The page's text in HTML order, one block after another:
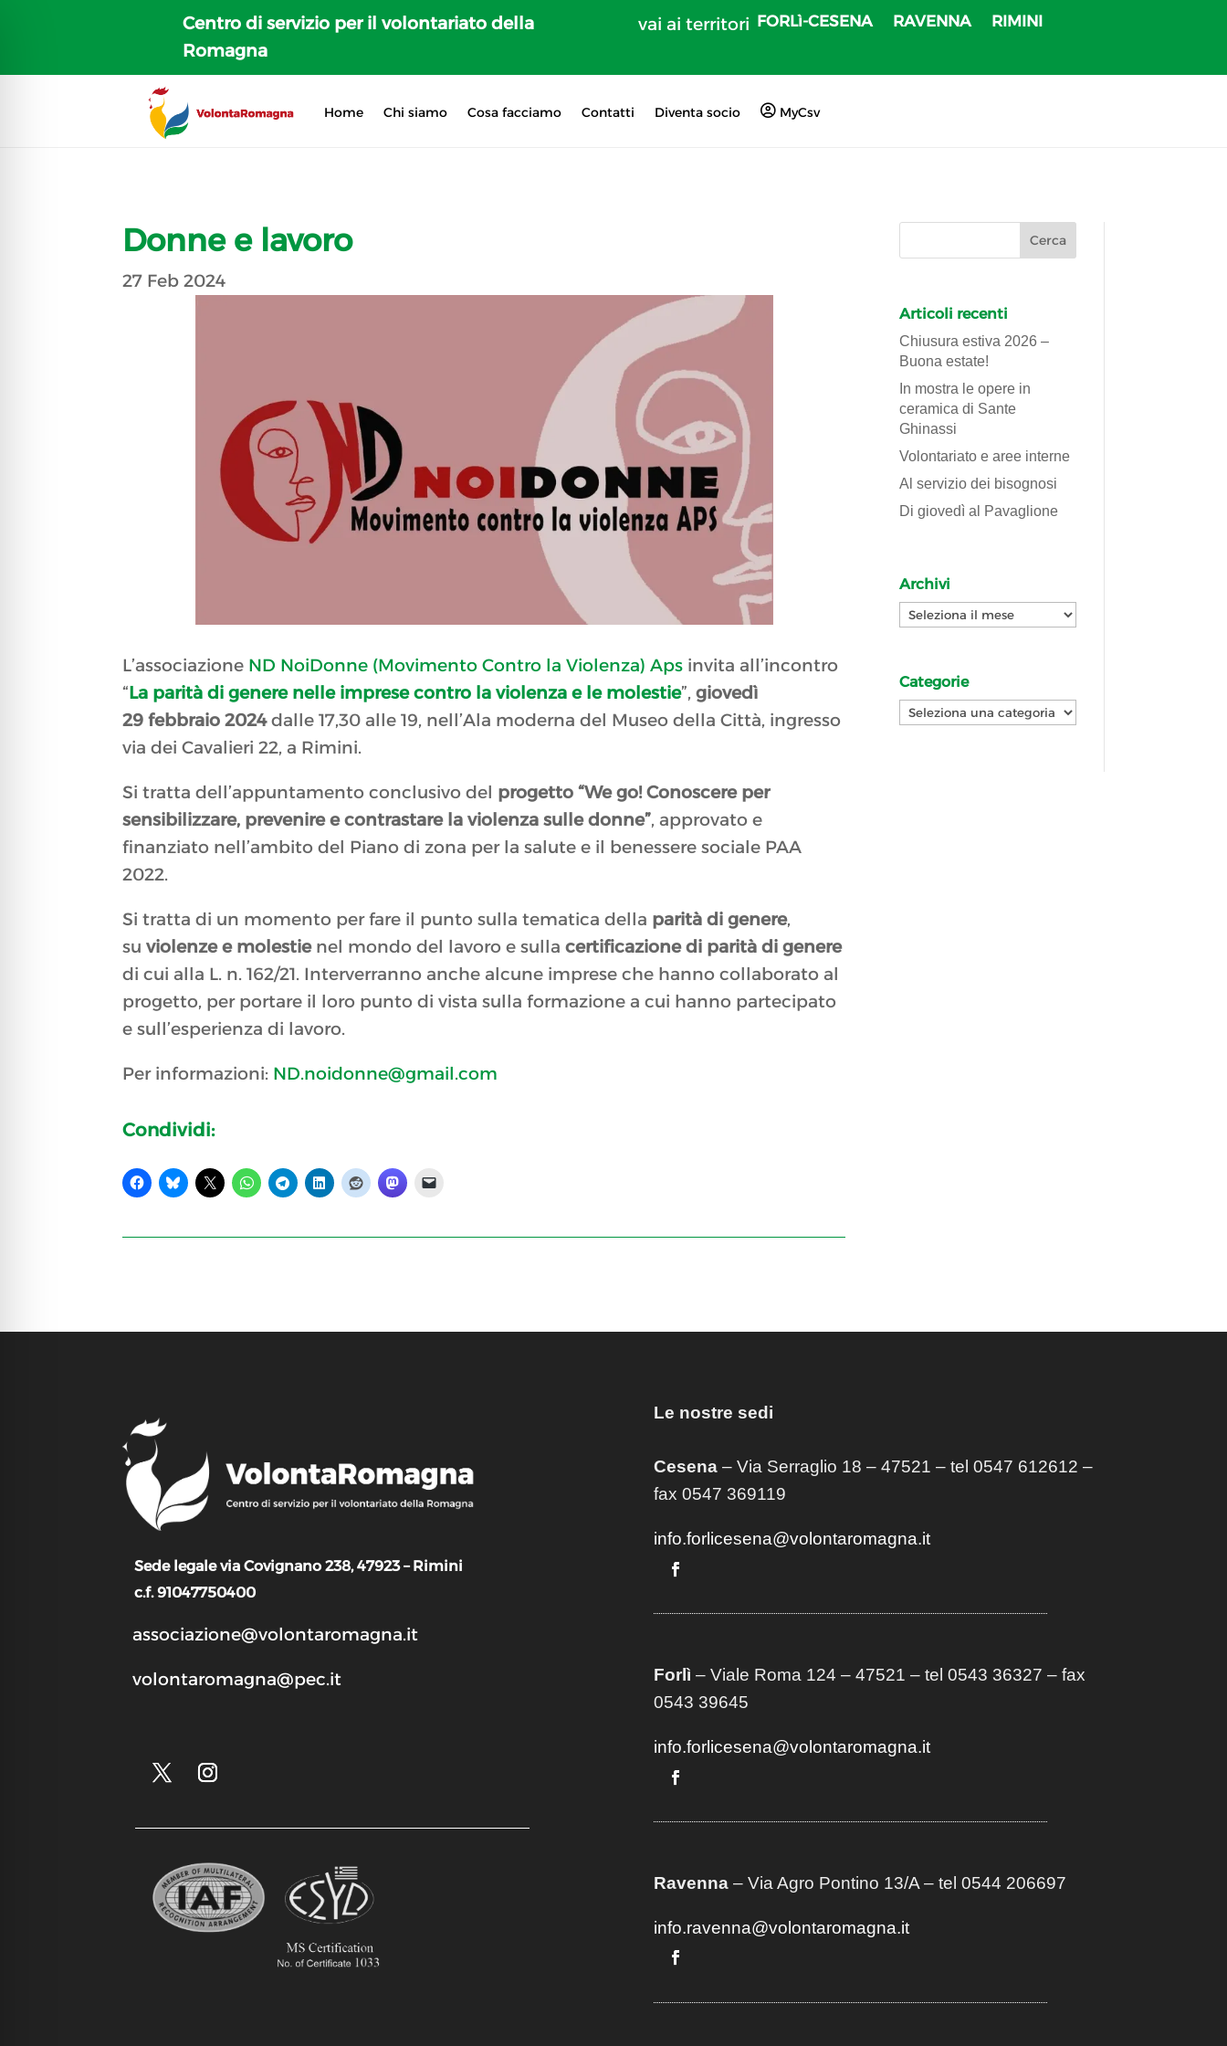
Centro di servizio per il volontariato della
Romagna
vai ai territori FORLì-CESENA RAVENNA RIMINI
Home Chi siamo Cosa facciamo Contatti Diventa socio MyCsv
Donne e lavoro
27 Feb 2024
L’associazione ND NoiDonne (Movimento Contro la Violenza) Aps invita all’incontro
“La parità di genere nelle imprese contro la violenza e le molestie”,giovedì
29 febbraio 2024dalle 17,30 alle 19, nell’Ala moderna del Museo della Città, ingresso
via dei Cavalieri 22, a Rimini.
Si tratta dell’appuntamento conclusivo del progetto “We go! Conoscere per
sensibilizzare, prevenire e contrastare la violenza sulle donne”, approvato e
finanziato nell’ambito del Piano di zona per la salute e il benessere sociale PAA
2022.
Si tratta di un momento per fare il punto sulla tematica della parità di genere,
suviolenze e molestienel mondo del lavoro e sullacertificazione di parità di genere
di cui alla L. n. 162/21. Interverranno anche alcune imprese che hanno collaborato al
progetto, per portare il loro punto di vista sulla formazione a cui hanno partecipato
e sull’esperienza di lavoro.
Per informazioni: ND.noidonne@gmail.com
Condividi:
Articoli recenti
Chiusura estiva 2026 –
Buona estate!
In mostra le opere in
ceramica di Sante
Ghinassi
Volontariato e aree interne
Al servizio dei bisognosi
Di giovedì al Pavaglione
Archivi
Archivi
Categorie
Categorie
Sede legale via Covignano 238, 47923 – Rimini
c.f. 91047750400
associazione@volontaromagna.it
volontaromagna@pec.it
Le nostre sedi
Cesena– Via Serraglio 18 – 47521 – tel 0547 612612 –
fax 0547 369119
info.forlicesena@volontaromagna.it
Forlì – Viale Roma 124 – 47521 – tel 0543 36327 – fax
0543 39645
info.forlicesena@volontaromagna.it
Ravenna– Via Agro Pontino 13/A– tel 0544 206697
info.ravenna@volontaromagna.it